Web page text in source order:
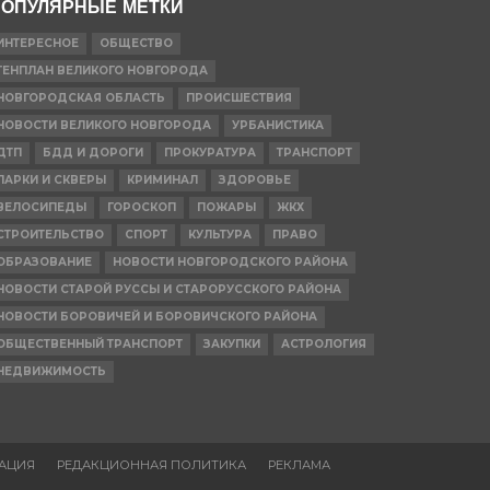
МЕТКИ
ОБЩЕСТВО
ВЕЛИКОГО НОВГОРОДА
ОБЛАСТЬ
ПРОИСШЕСТВИЯ
ВЕЛИКОГО НОВГОРОДА
УРБАНИСТИКА
БДД И ДОРОГИ ПРОКУРАТУРА
ТРАНСПОРТ
И СКВЕРЫ
КРИМИНАЛ
ЗДОРОВЬЕ
ГОРОСКОП ПОЖАРЫ
ЖКХ
СПОРТ КУЛЬТУРА
ПРАВО
НОВОСТИ НОВГОРОДСКОГО РАЙОНА
СТАРОЙ РУССЫ И СТАРОРУССКОГО РАЙОНА
БОРОВИЧЕЙ И БОРОВИЧСКОГО РАЙОНА
ТРАНСПОРТ
ЗАКУПКИ
АСТРОЛОГИЯ
РЕДАКЦИОННАЯ ПОЛИТИКА РЕКЛАМА